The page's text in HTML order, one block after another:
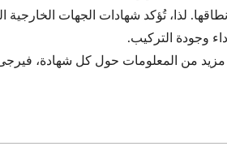
لذا، تُؤكد شهادات الجهات الخارجية
وجودة التركيب.
من المعلومات حول كل شهادة، فيرجى